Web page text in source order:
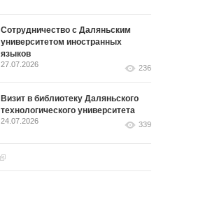
Сотрудничество с Даляньским
университетом иностранных
языков
27.07.2026 236
Визит в библиотеку Даляньского
технологического университета
24.07.2026 339